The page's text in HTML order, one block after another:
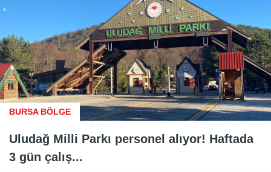
BURSA BÖLGE
Uludağ Milli Parkı personel alıyor! Haftada
3 gün çalış...